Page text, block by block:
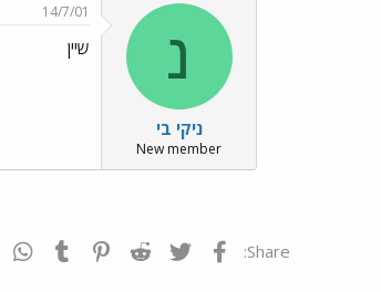
נ
ניקי בי
New member
14/7/01
שיין
Share: פייסבוק Twitter
Reddit
Pinterest
Tumblr